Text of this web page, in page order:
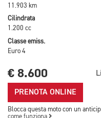
11.903 km
Cilindrata
1.200 cc
Classe emiss.
Euro 4
€ 8.600
PRENOTA ONLINE
Blocca questa moto con un
come funziona